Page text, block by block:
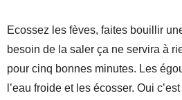
Ecossez les fèves, faites bouillir
besoin de la saler ça ne servira à
pour cinq bonnes minutes. Les
l’eau froide et les écosser. Oui